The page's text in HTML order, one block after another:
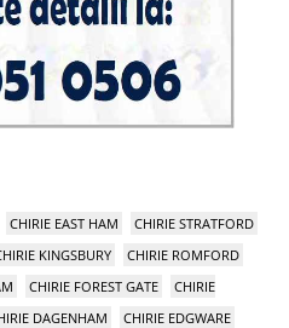
CHIRIE EAST HAM
CHIRIE STRATFORD
KINGSBURY
CHIRIE ROMFORD
CHIRIE FOREST GATE
CHIRIE
DAGENHAM
CHIRIE EDGWARE